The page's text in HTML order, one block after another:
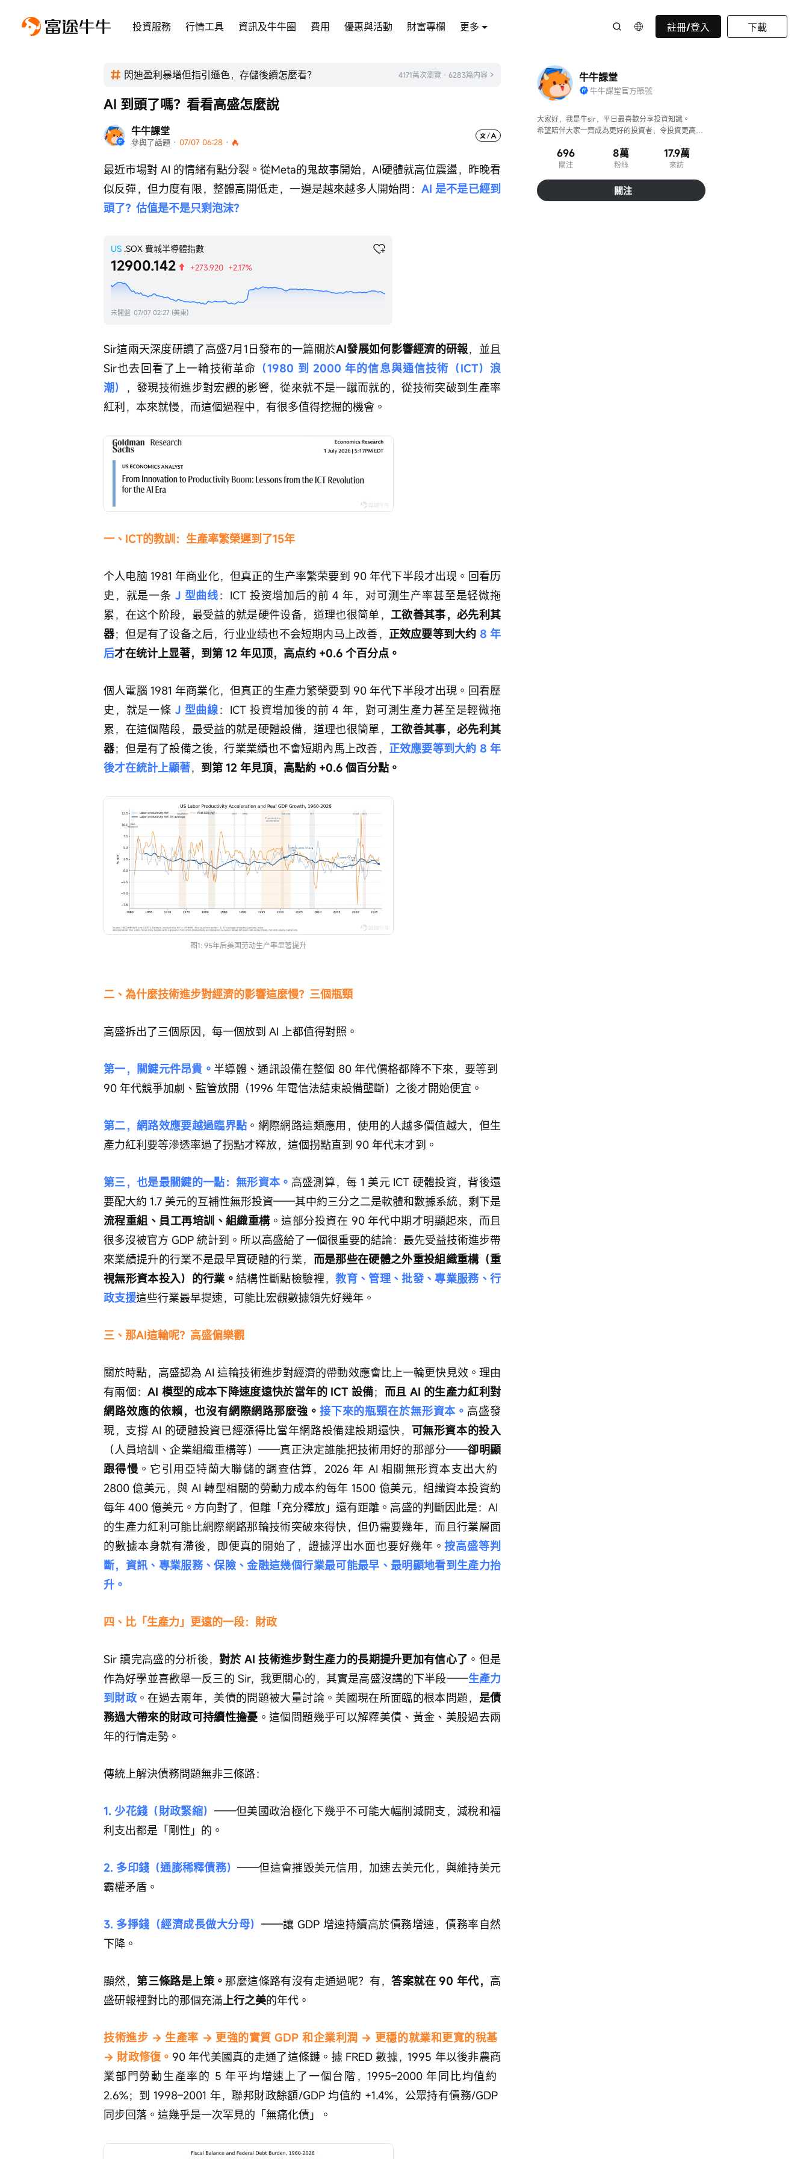
投資服務 行情工具 資訊及牛牛圈 費用 優惠與活動 財富專欄 更多 註冊/登入 下載
閃迪盈利暴增但指引遜色，存儲後續怎麼看？ 4171萬次瀏覽 · 6283篇内容
牛牛課堂
參與了話題 · 07/07 06:28 ·
AI 到頭了嗎？看看高盛怎麼說
最近市場對 AI 的情緒有點分裂。從Meta的鬼故事開始，AI硬體就高位震盪，昨晚看
似反彈，但力度有限，整體高開低走，一邊是越來越多人開始問： AI 是不是已經到
頭了？估值是不是只剩泡沫？
US .SOX 費城半導體指數
12900.142 +273.920 +2.17%
未開盤 07/07 02:27 (美東)
Sir這兩天深度研讀了高盛7月1日發布的一篇關於AI發展如何影響經濟的研報，並且
Sir也去回看了上一輪技術革命 （1980 到 2000 年的信息與通信技術（ICT）浪
潮）
，發現技術進步對宏觀的影響，從來就不是一蹴而就的，從技術突破到生產率
紅利，本來就慢，而這個過程中，有很多值得挖掘的機會。
一、ICT的教訓：生產率繁榮遲到了15年
个人电脑 1981 年商业化，但真正的生产率繁荣要到 90 年代下半段才出现。回看历
史，就是一条 J 型曲线：ICT 投资增加后的前 4 年，对可测生产率甚至是轻微拖
累，在这个阶段，最受益的就是硬件设备，道理也很简单， 工欲善其事，必先利其
器；但是有了设备之后，行业业绩也不会短期内马上改善， 正效应要等到大约 8 年
后才在统计上显著，到第 12 年见顶，高点约 +0.6 个百分点。
個人電腦 1981 年商業化，但真正的生產力繁榮要到 90 年代下半段才出現。回看歷
史，就是一條 J 型曲線：ICT 投資增加後的前 4 年，對可測生產力甚至是輕微拖
累，在這個階段，最受益的就是硬體設備，道理也很簡單， 工欲善其事，必先利其
器；但是有了設備之後，行業業績也不會短期內馬上改善， 正效應要等到大約 8 年
後才在統計上顯著， 到第 12 年見頂，高點約 +0.6 個百分點。
图1: 95年后美国劳动生产率显著提升
二、為什麼技術進步對經濟的影響這麼慢？三個瓶頸
高盛拆出了三個原因，每一個放到 AI 上都值得對照。
第一，關鍵元件昂貴。 半導體、通訊設備在整個 80 年代價格都降不下來，要等到
90 年代競爭加劇、監管放開（1996 年電信法結束設備壟斷）之後才開始便宜。
第二，網路效應要越過臨界點 。網際網路這類應用，使用的人越多價值越大，但生
產力紅利要等滲透率過了拐點才釋放，這個拐點直到 90 年代末才到。
第三，也是最關鍵的一點：無形資本。 高盛測算，每 1 美元 ICT 硬體投資，背後還
要配大約 1.7 美元的互補性無形投資——其中約三分之二是軟體和數據系統，剩下是
流程重組、員工再培訓、組織重構。這部分投資在 90 年代中期才明顯起來，而且
很多沒被官方 GDP 統計到。所以高盛給了一個很重要的結論：最先受益技術進步帶
來業績提升的行業不是最早買硬體的行業， 而是那些在硬體之外重投組織重構（重
視無形資本投入）的行業。結構性斷點檢驗裡，教育、管理、批發、專業服務、行
政支援這些行業最早提速，可能比宏觀數據領先好幾年。
三、那AI這輪呢？高盛偏樂觀
關於時點，高盛認為 AI 這輪技術進步對經濟的帶動效應會比上一輪更快見效。理由
有兩個：AI 模型的成本下降速度遠快於當年的 ICT 設備； 而且 AI 的生產力紅利對
網路效應的依賴，也沒有網際網路那麼強。 接下來的瓶頸在於無形資本。 高盛發
現，支撐 AI 的硬體投資已經漲得比當年網路設備建設期還快， 可無形資本的投入
（人員培訓、企業組織重構等）——真正決定誰能把技術用好的那部分——卻明顯
跟得慢。它引用亞特蘭大聯儲的調查估算，2026 年 AI 相關無形資本支出大約
2800 億美元，與 AI 轉型相關的勞動力成本約每年 1500 億美元，組織資本投資約
每年 400 億美元。方向對了，但離「充分釋放」還有距離。高盛的判斷因此是：AI
的生產力紅利可能比網際網路那輪技術突破來得快，但仍需要幾年，而且行業層面
的數據本身就有滯後，即便真的開始了，證據浮出水面也要好幾年。按高盛等判
斷，資訊、專業服務、保險、金融這幾個行業最可能最早、最明顯地看到生產力抬
升。
四、比「生產力」更遠的一段：財政
Sir 讀完高盛的分析後，對於 AI 技術進步對生產力的長期提升更加有信心了 。但是
作為好學並喜歡舉一反三的 Sir，我更關心的，其實是高盛沒講的下半段——生產力
到財政 。在過去兩年，美債的問題被大量討論。美國現在所面臨的根本問題， 是債
務過大帶來的財政可持續性擔憂 。這個問題幾乎可以解釋美債、黃金、美股過去兩
年的行情走勢。
傳統上解決債務問題無非三條路：
1. 少花錢（財政緊縮） ——但美國政治極化下幾乎不可能大幅削減開支，減稅和福
利支出都是「剛性」的。
2. 多印錢（通膨稀釋債務）——但這會摧毀美元信用，加速去美元化，與維持美元
霸權矛盾。
3. 多掙錢（經濟成長做大分母） ——讓 GDP 增速持續高於債務增速，債務率自然
下降。
顯然，第三條路是上策。 那麼這條路有沒有走通過呢？有，答案就在 90 年代， 高
盛研報裡對比的那個充滿上行之美的年代。
技術進步 → 生產率 → 更強的實質 GDP 和企業利潤 → 更穩的就業和更寬的稅基
→ 財政修復。 90 年代美國真的走通了這條鏈。據 FRED 數據，1995 年以後非農商
業部門勞動生產率的 5 年平均增速上了一個台階，1995–2000 年同比均值約
2.6%；到 1998–2001 年，聯邦財政餘額/GDP 均值約 +1.4%，公眾持有債務/GDP
同步回落。這幾乎是一次罕見的「無痛化債」。
牛牛課堂
牛牛課堂官方賬號
大家好，我是牛sir，平日最喜歡分享投資知識。
希望陪伴大家一齊成為更好的投資者，令投資更高
696
關注
8萬
粉絲
17.9萬
來訪
關注